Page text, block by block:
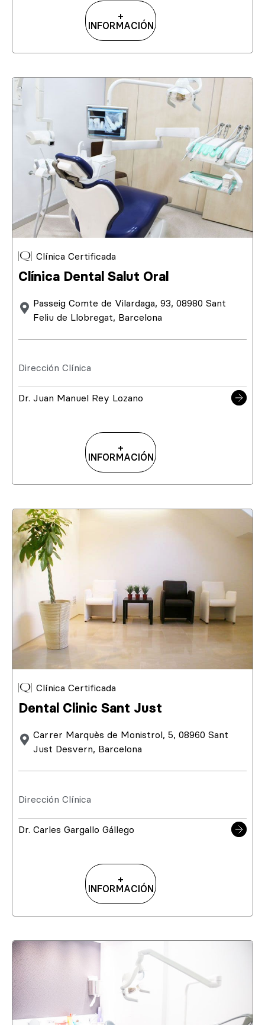
+
INFORMACIÓN
Clínica Certificada
Clínica Dental Salut Oral
Passeig Comte de Vilardaga, 93, 08980 Sant
Feliu de Llobregat, Barcelona
Dirección Clínica
Dr. Juan Manuel Rey Lozano
+
INFORMACIÓN
Clínica Certificada
Dental Clinic Sant Just
Carrer Marquès de Monistrol, 5, 08960 Sant
Just Desvern, Barcelona
Dirección Clínica
Dr. Carles Gargallo Gállego
+
INFORMACIÓN